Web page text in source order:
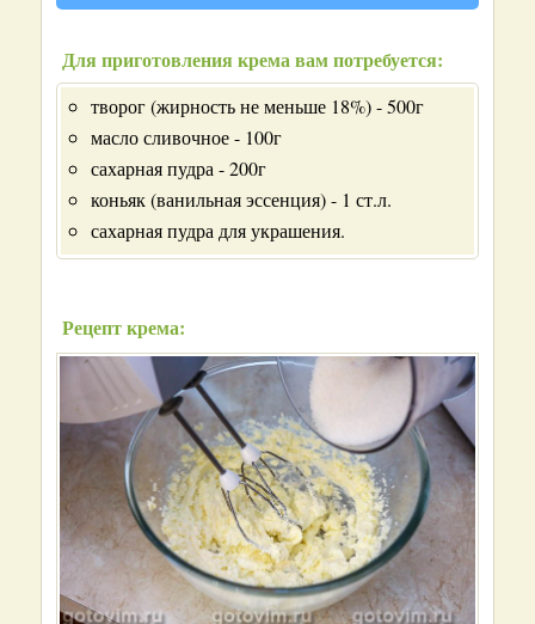
Для приготовления крема вам потребуется:
творог (жирность не меньше 18%) - 500г
масло сливочное - 100г
сахарная пудра - 200г
коньяк (ванильная эссенция) - 1 ст.л.
сахарная пудра для украшения.
Рецепт крема: